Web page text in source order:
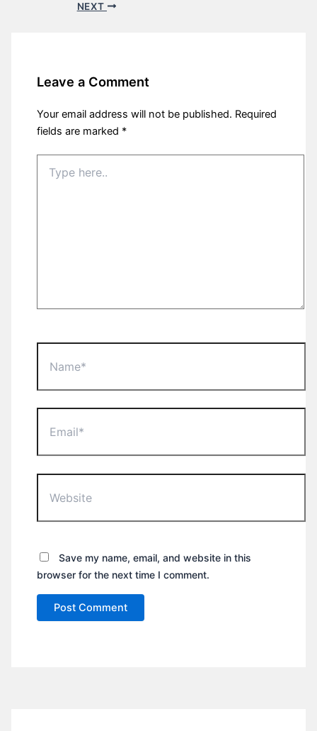
NEXT
Leave a Comment
Your email address will not be published. Required
fields are marked *
here..
Save my name, email, and website in this
browser for the next time I comment.